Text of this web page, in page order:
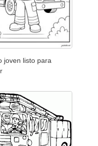
joven listo para